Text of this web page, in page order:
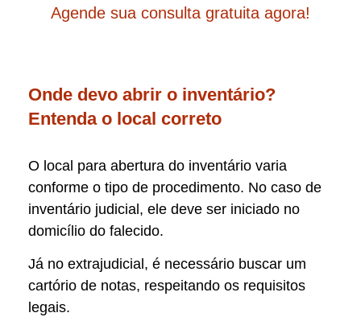
Agende sua consulta gratuita agora!
Onde devo abrir o inventário?
Entenda o local correto
O local para abertura do inventário varia
conforme o tipo de procedimento. No caso de
inventário judicial, ele deve ser iniciado no
domicílio do falecido.
Já no extrajudicial, é necessário buscar um
cartório de notas, respeitando os requisitos
legais.